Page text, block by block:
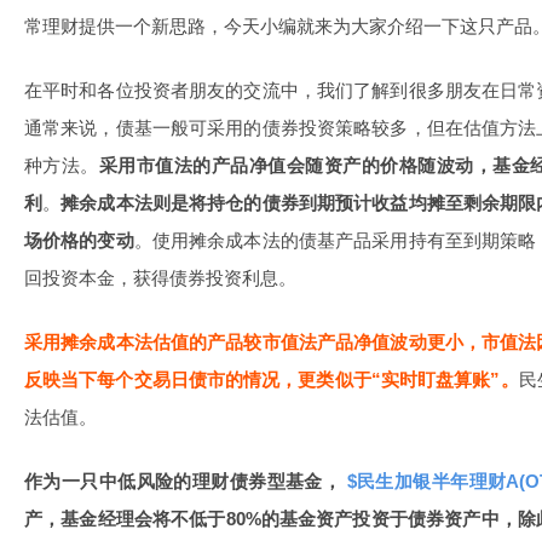
常理财提供一个新思路，今天小编就来为大家介绍一下这只产品
在平时和各位投资者朋友的交流中，我们了解到很多朋友在日
通常来说，债基一般可采用的债券投资策略较多，但在估值方法
种方法。 采用市值法的产品净值会随资产的价格随波动，基金
利 。摊余成本法则是将持仓的债券到期预计收益均摊至剩余期
场价格的变动。使用摊余成本法的债基产品采用持有至到期策
回投资本金，获得债券投资利息。
采用摊余成本法估值的产品较市值法产品净值波动更小，市值
反映当下每个交易日债市的情况，更类似于“实时盯盘算账”。 民
法估值。
作为一只中低风险的理财债券型基金，
$民生加银半年理财
产，基金经理会将不低于80%的基金资产投资于债券资产中，